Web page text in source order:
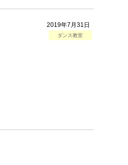
2019年7月31日
ダンス教室